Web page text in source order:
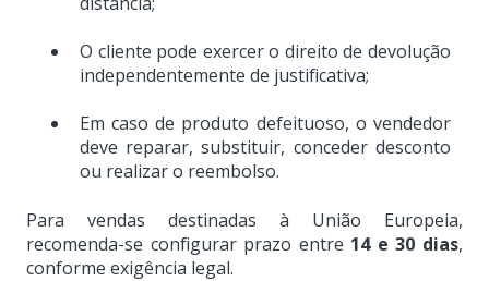
O cliente pode exercer o direito de devolução
independentemente de justificativa;
Em caso de produto defeituoso, o vendedor
deve reparar, substituir, conceder desconto
ou realizar o reembolso.
Para vendas destinadas à União Europeia,
recomenda-se configurar prazo entre 14 e 30 dias,
conforme exigência legal.